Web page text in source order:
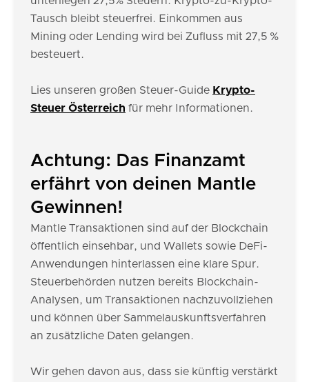
Tausch bleibt steuerfrei. Einkommen aus
Mining oder Lending wird bei Zufluss mit 27,5 %
besteuert.
Lies unseren großen Steuer-Guide Krypto-
Steuer Österreich für mehr Informationen.
Achtung: Das Finanzamt
erfährt von deinen Mantle
Gewinnen!
Mantle Transaktionen sind auf der Blockchain
öffentlich einsehbar, und Wallets sowie DeFi-
Anwendungen hinterlassen eine klare Spur.
Steuerbehörden nutzen bereits Blockchain-
Analysen, um Transaktionen nachzuvollziehen
und können über Sammelauskunftsverfahren
an zusätzliche Daten gelangen.
Wir gehen davon aus, dass sie künftig verstärkt